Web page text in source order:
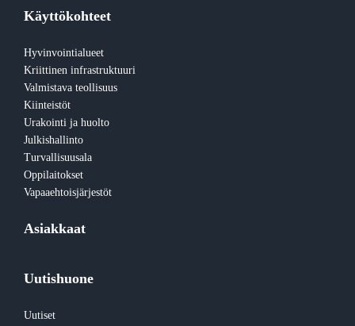
Käyttökohteet
Hyvinvointialueet
Kriittinen infrastruktuuri
Valmistava teollisuus
Kiinteistöt
Urakointi ja huolto
Julkishallinto
Turvallisuusala
Oppilaitokset
Vapaaehtoisjärjestöt
Asiakkaat
Uutishuone
Uutiset